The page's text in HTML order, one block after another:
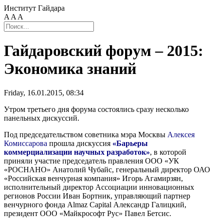
Институт Гайдара
A A A
Гайдаровский форум – 2015:
Экономика знаний
Friday, 16.01.2015, 08:34
Утром третьего дня форума состоялись сразу несколько
панельных дискуссий.
Под председательством советника мэра Москвы Алексея
Комиссарова прошла дискуссия «Барьеры
коммерциализации научных разработок», в которой
приняли участие председатель правления ООО «УК
«РОСНАНО» Анатолий Чубайс, генеральный директор ОАО
«Российская венчурная компания» Игорь Агамирзян,
исполнительный директор Ассоциации инновационных
регионов России Иван Бортник, управляющий партнер
венчурного фонда Almaz Capital Александр Галицкий,
президент ООО «Майкрософт Рус» Павел Бетсис.